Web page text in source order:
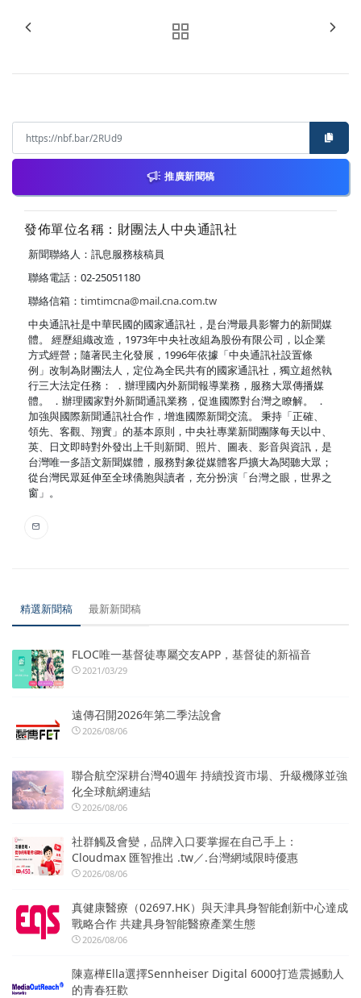
推廣新聞稿
發佈單位名稱：財團法人中央通訊社
新聞聯絡人：訊息服務核稿員
聯絡電話：02-25051180
聯絡信箱： timtimcna@mail.cna.com.tw
中央通訊社是中華民國的國家通訊社，是台灣最具影響力的新聞媒
體。 經歷組織改造，1973年中央社改組為股份有限公司，以企業
方式經營；隨著民主化發展，1996年依據「中央通訊社設置條
例」改制為財團法人，定位為全民共有的國家通訊社，獨立超然執
行三大法定任務： ．辦理國內外新聞報導業務，服務大眾傳播媒
體。 ．辦理國家對外新聞通訊業務，促進國際對台灣之瞭解。 ．
加強與國際新聞通訊社合作，增進國際新聞交流。 秉持「正確、
領先、客觀、翔實」的基本原則，中央社專業新聞團隊每天以中、
英、日文即時對外發出上千則新聞、照片、圖表、影音與資訊，是
台灣唯一多語文新聞媒體，服務對象從媒體客戶擴大為閱聽大眾；
從台灣民眾延伸至全球僑胞與讀者，充分扮演「台灣之眼，世界之
窗」。
精選新聞稿 最新新聞稿
FLOC唯一基督徒專屬交友APP，基督徒的新福音
2021/03/29
遠傳召開2026年第二季法說會
2026/08/06
聯合航空深耕台灣40週年 持續投資市場、升級機隊並強
化全球航網連結
2026/08/06
社群觸及會變，品牌入口要掌握在自己手上：
Cloudmax 匯智推出 .tw／.台灣網域限時優惠
2026/08/06
真健康醫療（02697.HK）與天津具身智能創新中心達成
戰略合作 共建具身智能醫療產業生態
2026/08/06
陳嘉樺Ella選擇Sennheiser Digital 6000打造震撼動人
的青春狂歡